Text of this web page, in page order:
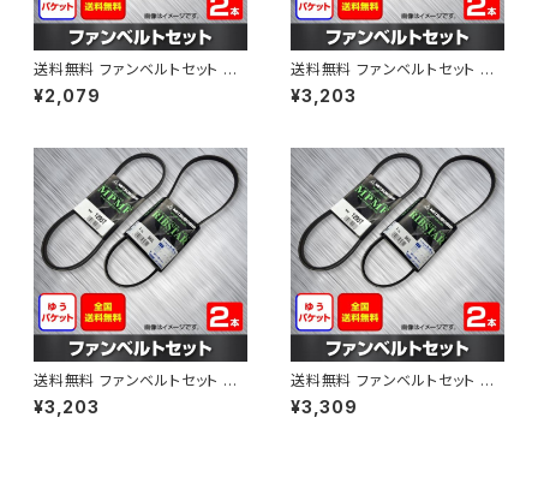
送料無料 ファンベルトセット マ
ツダ ラピュタ 型式HP12S H13.
04～H13.10 （国内トップメーカ
¥2,079
送料無料 ファンベルトセット マ
ツダ ボンゴブローニィ 型式SK5
HM H11.06～H16.11 （国内トッ
¥3,203
送料無料 ファンベルトセット マ
ツダ ボンゴブローニィ 型式SK5
HV H11.06～H16.11 （国内トッ
¥3,203
送料無料 ファンベルトセット マ
ツダ ファミリアS-ワゴン 型式B
J5W H10.04～H12.10 （国内ト
¥3,309